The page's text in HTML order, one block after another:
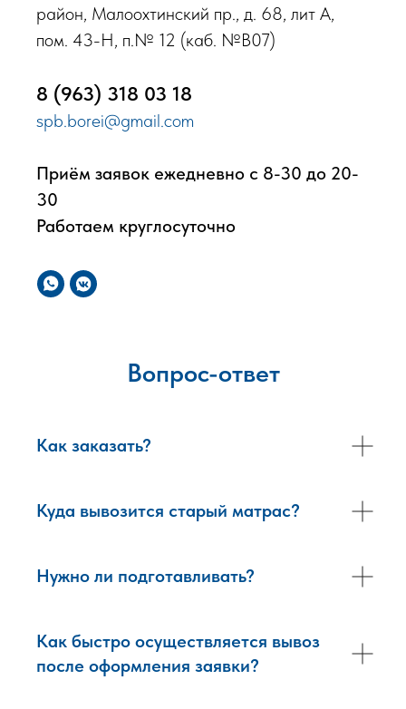
район, Малоохтинский пр., д. 68, лит А,
пом. 43-Н, п.№ 12 (каб. №В07)
8 (963) 318 03 18
spb.borei@gmail.com
Приём заявок ежедневно с 8-30 до 20-
30
Работаем круглосуточно
Вопрос-ответ
Как заказать?
Куда вывозится старый матрас?
Нужно ли подготавливать?
Как быстро осуществляется вывоз
после оформления заявки?